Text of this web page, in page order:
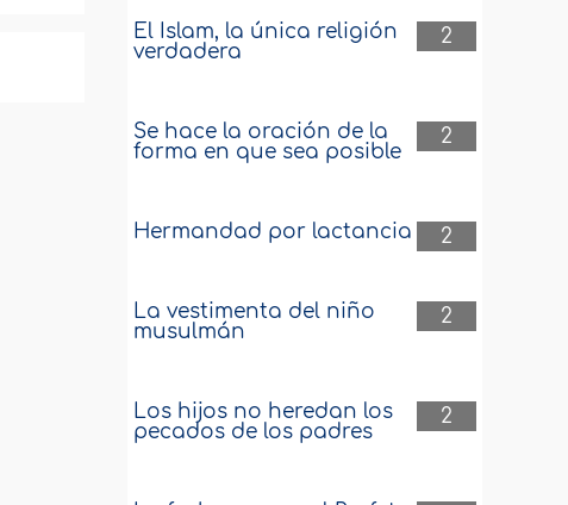
2
El Islam, la única religión
verdadera
2
Se hace la oración de la
forma en que sea posible
2
Hermandad por lactancia
2
La vestimenta del niño
musulmán
2
Los hijos no heredan los
pecados de los padres